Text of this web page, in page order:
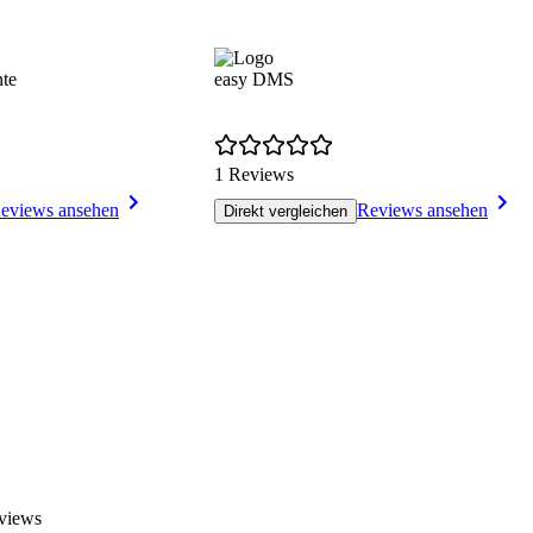
ansehen
easy DMS
1 Reviews
Direkt vergleichen Reviews ansehen